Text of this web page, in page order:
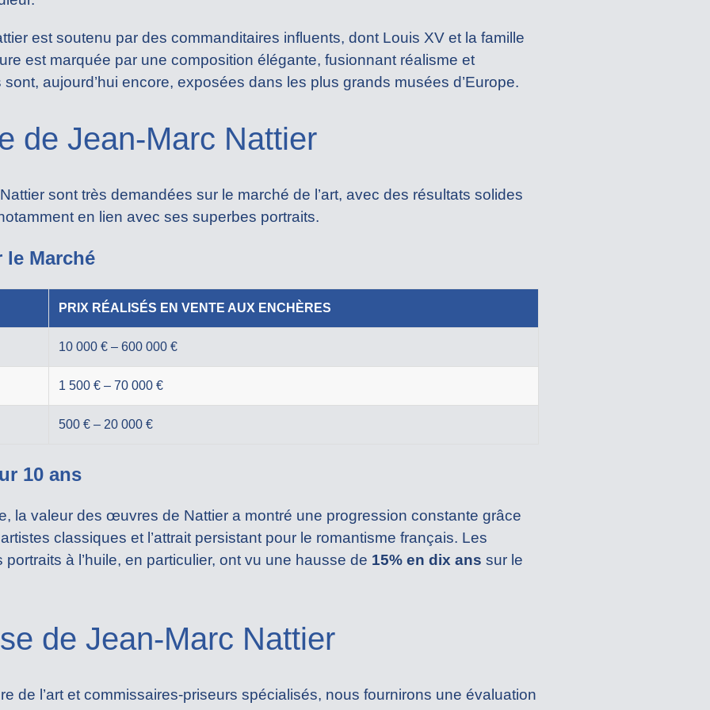
est soutenu par des commanditaires influents, dont Louis XV et la famille
est marquée par une composition élégante, fusionnant réalisme et
aujourd’hui encore, exposées dans les plus grands musées d’Europe.
de Jean-Marc Nattier
sont très demandées sur le marché de l’art, avec des résultats solides
en lien avec ses superbes portraits.
le Marché
PRIX RÉALISÉS EN VENTE AUX ENCHÈRES
10 000 € – 600 000 €
1 500 € – 70 000 €
500 € – 20 000 €
10 ans
la valeur des œuvres de Nattier a montré une progression constante grâce
classiques et l’attrait persistant pour le romantisme français. Les
à l’huile, en particulier, ont vu une hausse de 15% en dix ans sur le
de Jean-Marc Nattier
de l’art et commissaires-priseurs spécialisés, nous fournirons une évaluation